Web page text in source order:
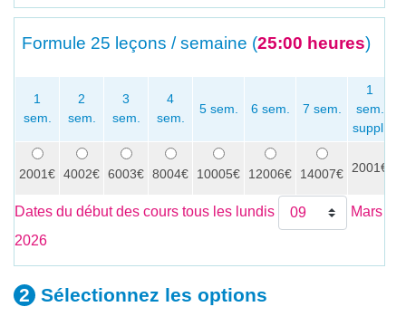
Formule 25 leçons / semaine (25:00 heures)
1
sem.
2
sem.
3
sem.
4
sem.
5 sem. 6 sem. 7 sem.
1
sem.
suppl.
2001€ 4002€ 6003€ 8004€ 10005€ 12006€ 14007€ 2001€
Dates du début des cours tous les lundis
Mars
2026
Sélectionnez les options